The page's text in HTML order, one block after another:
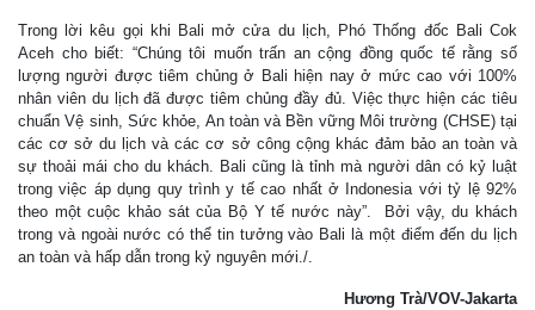
Trong lời kêu gọi khi Bali mở cửa du lịch, Phó Thống đốc Bali Cok
Aceh cho biết: “Chúng tôi muốn trấn an cộng đồng quốc tế rằng số
lượng người được tiêm chủng ở Bali hiện nay ở mức cao với 100%
nhân viên du lịch đã được tiêm chủng đầy đủ. Việc thực hiện các tiêu
chuẩn Vệ sinh, Sức khỏe, An toàn và Bền vững Môi trường (CHSE) tại
các cơ sở du lịch và các cơ sở công cộng khác đảm bảo an toàn và
sự thoải mái cho du khách. Bali cũng là tỉnh mà người dân có kỷ luật
trong việc áp dụng quy trình y tế cao nhất ở Indonesia với tỷ lệ 92%
theo một cuộc khảo sát của Bộ Y tế nước này”. Bởi vậy, du khách
trong và ngoài nước có thể tin tưởng vào Bali là một điểm đến du lịch
an toàn và hấp dẫn trong kỷ nguyên mới./.
Hương Trà/VOV-Jakarta